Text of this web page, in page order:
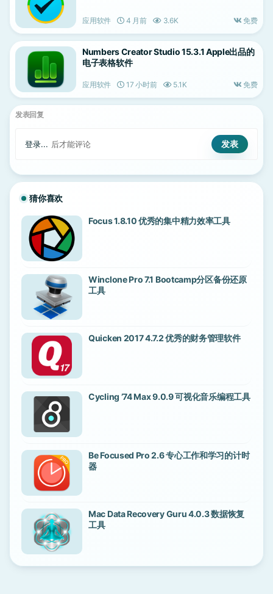
应用软件 4 月前 3.6K 免费
Numbers Creator Studio 15.3.1 Apple出品的
电子表格软件
应用软件 17 小时前 5.1K 免费
发表回复
登录... 后才能评论
猜你喜欢
Focus 1.8.10 优秀的集中精力效率工具
Winclone Pro 7.1 Bootcamp分区备份还原
工具
Quicken 2017 4.7.2 优秀的财务管理软件
Cycling ’74 Max 9.0.9 可视化音乐编程工具
Be Focused Pro 2.6 专心工作和学习的计时
器
Mac Data Recovery Guru 4.0.3 数据恢复
工具